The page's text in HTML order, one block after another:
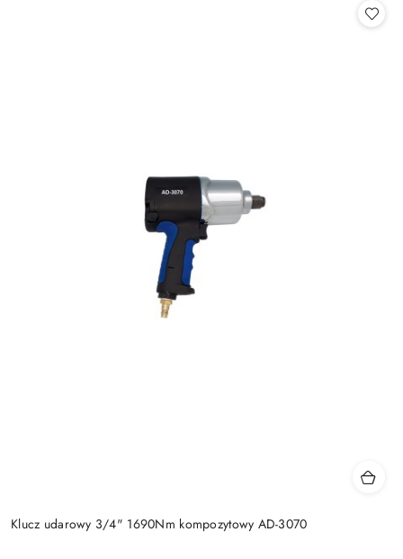
Klucz udarowy 3/4" 1690Nm kompozytowy AD-3070